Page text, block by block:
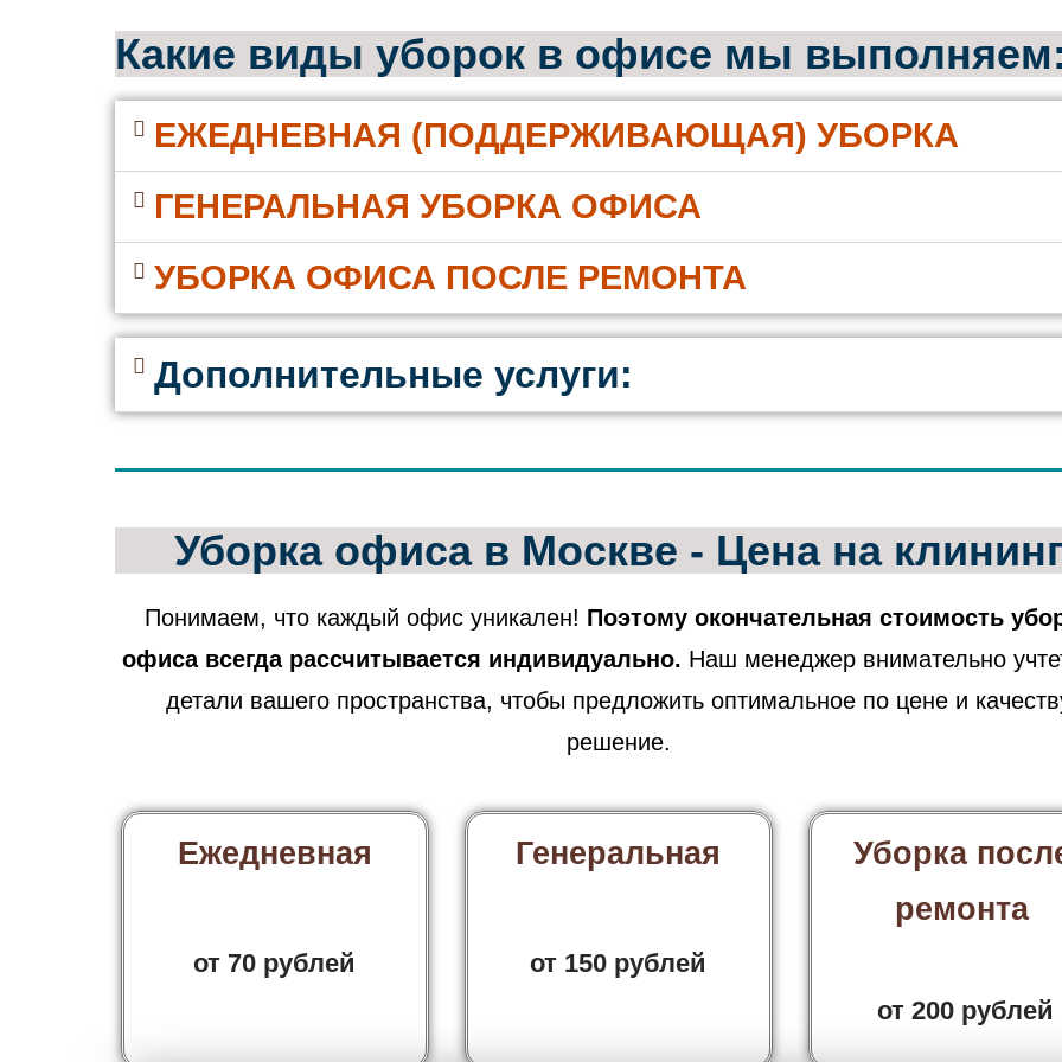
Какие виды уборок в офисе мы
ЕЖЕДНЕВНАЯ (ПОДДЕРЖИВАЮЩАЯ) УБОРКА
ГЕНЕРАЛЬНАЯ УБОРКА ОФИСА
УБОРКА ОФИСА ПОСЛЕ РЕМОНТА
Дополнительные услуги:
Уборка офиса в Москве - Цена на
Понимаем, что каждый офис уникален! Поэтому окончательная стоимость
офиса всегда рассчитывается индивидуально. Наш менеджер внимательно
детали вашего пространства, чтобы предложить оптимальное по цене и
решение.
Ежедневная
от 70 рублей
Генеральная
от 150 рублей
Уборка
ремонта
от 200 рублей